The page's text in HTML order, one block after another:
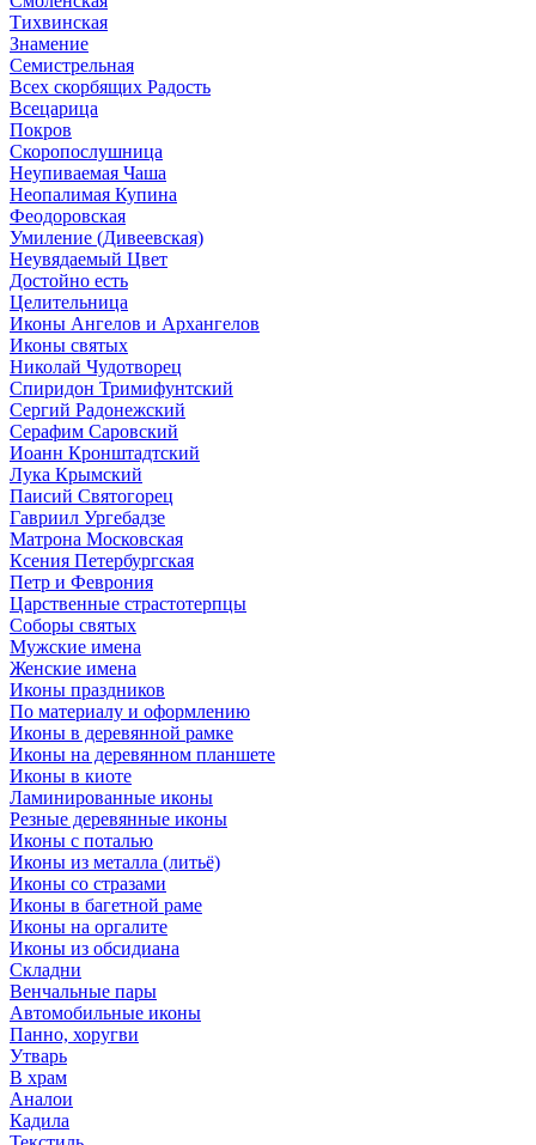
Тихвинская
Знамение
Семистрельная
Всех скорбящих Радость
Всецарица
Покров
Скоропослушница
Неупиваемая Чаша
Неопалимая Купина
Феодоровская
Умиление (Дивеевская)
Неувядаемый Цвет
Достойно есть
Целительница
Иконы Ангелов и Архангелов
Иконы святых
Николай Чудотворец
Спиридон Тримифунтский
Сергий Радонежский
Серафим Саровский
Иоанн Кронштадтский
Лука Крымский
Паисий Святогорец
Гавриил Ургебадзе
Матрона Московская
Ксения Петербургская
Петр и Феврония
Царственные страстотерпцы
Соборы святых
Мужские имена
Женские имена
Иконы праздников
По материалу и оформлению
Иконы в деревянной рамке
Иконы на деревянном планшете
Иконы в киоте
Ламинированные иконы
Резные деревянные иконы
Иконы с поталью
Иконы из металла (литьё)
Иконы со стразами
Иконы в багетной раме
Иконы на оргалите
Иконы из обсидиана
Складни
Венчальные пары
Автомобильные иконы
Панно, хоругви
Утварь
В храм
Аналои
Кадила